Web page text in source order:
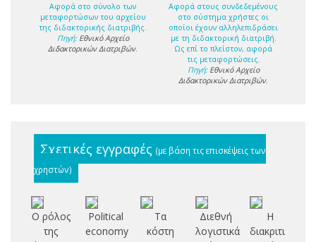
Αφορά στο σύνολο των
μεταφορτώσων του αρχείου
της διδακτορικής διατριβής.
Πηγή: Εθνικό Αρχείο
Διδακτορικών Διατριβών.
Αφορά στους συνδεδεμένους
στο σύστημα χρήστες οι
οποίοι έχουν αλληλεπιδράσει
με τη διδακτορική διατριβή.
Ως επί το πλείστον, αφορά
τις μεταφορτώσεις.
Πηγή: Εθνικό Αρχείο
Διδακτορικών Διατριβών.
Σχετικές εγγραφές (με βάση τις επισκέψεις των
χρηστών)
Ο ρόλος
της
Political
economy
Τα
κόστη
Διεθνή
λογιστικά
Η
διακριτική